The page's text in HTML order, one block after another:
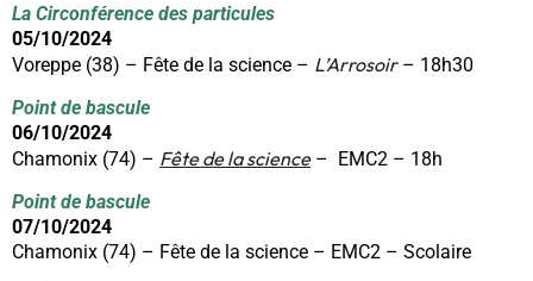
La Circonférence des particules
05/10/2024
Voreppe (38) – Fête de la science – L’Arrosoir– 18h30
Point de bascule
06/10/2024
Chamonix (74) – Fête de la science– EMC2 – 18h
Point de bascule
07/10/2024
Chamonix (74) – Fête de la science – EMC2 – Scolaire